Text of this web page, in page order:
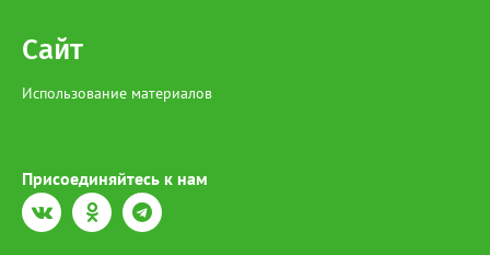
Сайт
Использование материалов
Присоединяйтесь к нам